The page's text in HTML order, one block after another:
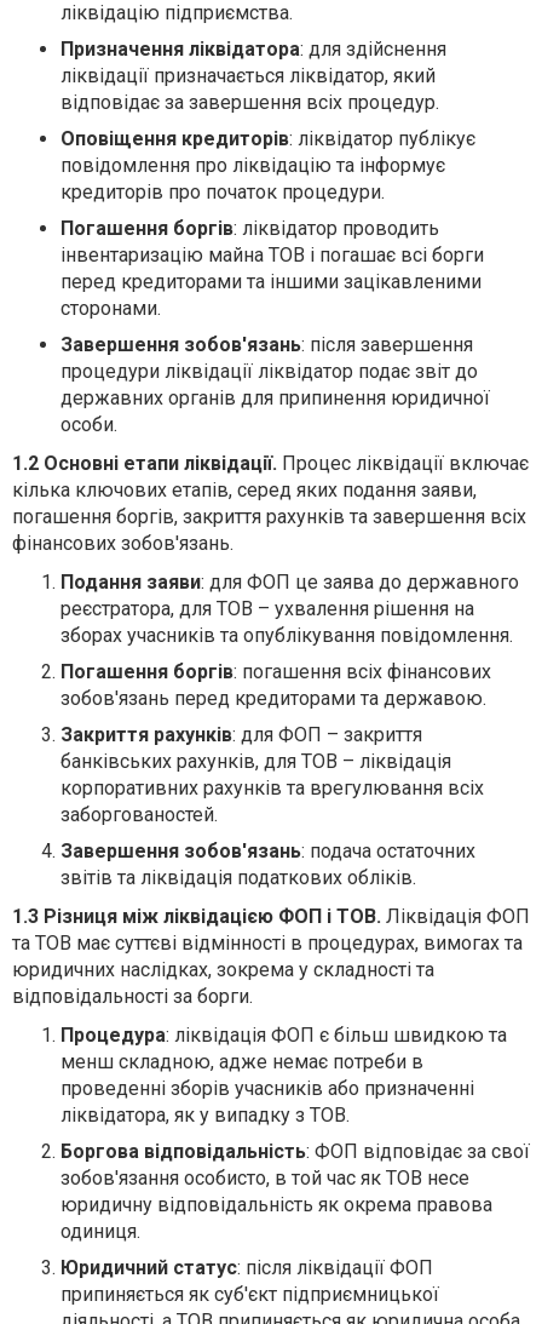
ліквідацію підприємства.
Призначення ліквідатора: для здійснення
ліквідації призначається ліквідатор, який
відповідає за завершення всіх процедур.
Оповіщення кредиторів: ліквідатор публікує
повідомлення про ліквідацію та інформує
кредиторів про початок процедури.
Погашення боргів: ліквідатор проводить
інвентаризацію майна ТОВ і погашає всі борги
перед кредиторами та іншими зацікавленими
сторонами.
Завершення зобов'язань: після завершення
процедури ліквідації ліквідатор подає звіт до
державних органів для припинення юридичної
особи.
1.2 Основні етапи ліквідації. Процес ліквідації включає
кілька ключових етапів, серед яких подання заяви,
погашення боргів, закриття рахунків та завершення всіх
фінансових зобов'язань.
Подання заяви: для ФОП це заява до державного
реєстратора, для ТОВ – ухвалення рішення на
зборах учасників та опублікування повідомлення.
Погашення боргів: погашення всіх фінансових
зобов'язань перед кредиторами та державою.
Закриття рахунків: для ФОП – закриття
банківських рахунків, для ТОВ – ліквідація
корпоративних рахунків та врегулювання всіх
заборгованостей.
Завершення зобов'язань: подача остаточних
звітів та ліквідація податкових обліків.
1.3 Різниця між ліквідацією ФОП і ТОВ. Ліквідація ФОП
та ТОВ має суттєві відмінності в процедурах, вимогах та
юридичних наслідках, зокрема у складності та
відповідальності за борги.
Процедура: ліквідація ФОП є більш швидкою та
менш складною, адже немає потреби в
проведенні зборів учасників або призначенні
ліквідатора, як у випадку з ТОВ.
Боргова відповідальність: ФОП відповідає за свої
зобов'язання особисто, в той час як ТОВ несе
юридичну відповідальність як окрема правова
одиниця.
Юридичний статус: після ліквідації ФОП
припиняється як суб'єкт підприємницької